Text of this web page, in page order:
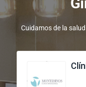
Cuidamos de la